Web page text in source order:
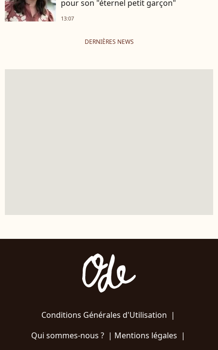
pour son "éternel petit garçon"
13:07
DERNIÈRES NEWS
Conditions Générales d'Utilisation |
Qui sommes-nous ?| Mentions légales |